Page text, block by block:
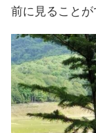
前に見ることが